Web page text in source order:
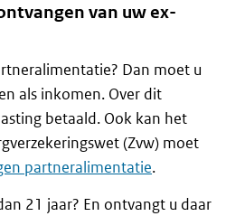
van uw ex-
Dan moet u
als inkomen. Over dit
betaald. Ook kan het
(Zvw) moet
partneralimentatie.
21 jaar? En ontvangt u daar